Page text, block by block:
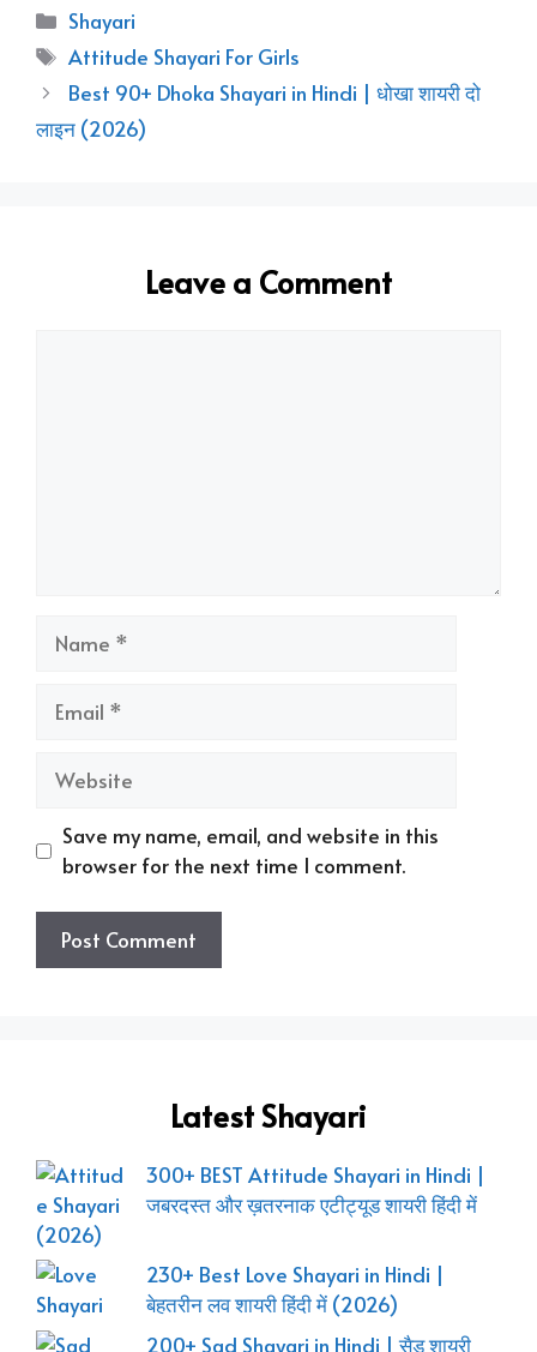
Categories
Shayari
Tags
Attitude Shayari For Girls
Best 90+ Dhoka Shayari in Hindi | धोखा शायरी दो
लाइन (2026)
Leave a Comment
Name
Email
Website
Save my name, email, and website in this
browser for the next time I comment.
Latest Shayari
300+ BEST Attitude Shayari in Hindi |
जबरदस्त और ख़तरनाक एटीट्यूड शायरी हिंदी में
(2026)
230+ Best Love Shayari in Hindi |
बेहतरीन लव शायरी हिंदी में (2026)
200+ Sad Shayari in Hindi | सैड शायरी